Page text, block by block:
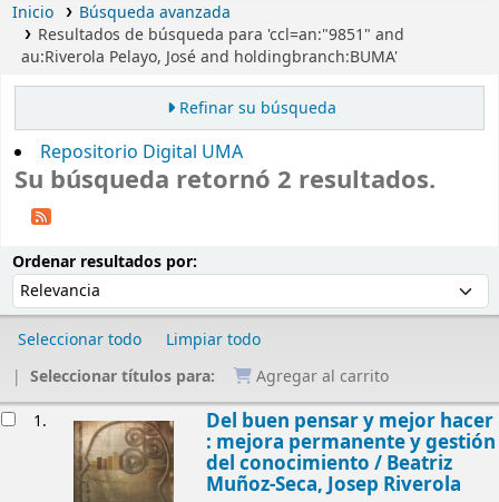
Inicio
Búsqueda avanzada
Resultados de búsqueda para 'ccl=an:"9851" and
au:Riverola Pelayo, José and holdingbranch:BUMA'
Refinar su búsqueda
Repositorio Digital UMA
Su búsqueda retornó 2 resultados.
Ordenar resultados por:
Seleccionar todo
Limpiar todo
Seleccionar títulos para:
Agregar al carrito
1. Del buen pensar y mejor hacer
: mejora permanente y gestión
del conocimiento / Beatriz
Muñoz-Seca, Josep Riverola